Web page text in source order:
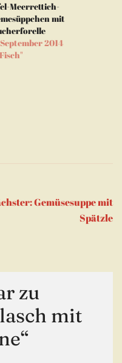
Meerrettich-
mit
2014
Gemüsesuppe mit
Spätzle
zu
mit
“